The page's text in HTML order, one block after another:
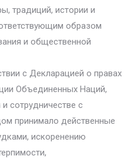
традиций, истории и
образом
и общественной
с Декларацией о правах
Объединенных Наций,
сотрудничестве с
принимало действенные
искоренению